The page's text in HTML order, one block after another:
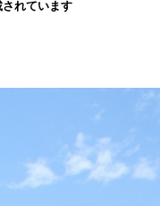
れています